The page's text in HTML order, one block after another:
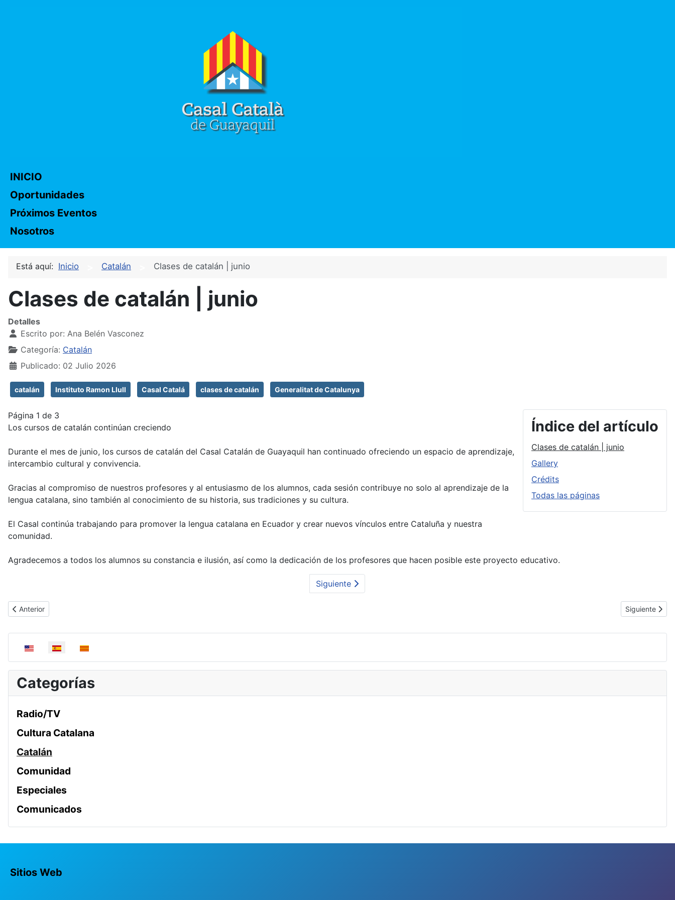
INICIO
Oportunidades
Próximos Eventos
Nosotros
Está aquí: Inicio Catalán Clases de catalán | junio
Clases de catalán | junio
Detalles
Escrito por: Ana Belén Vasconez
Categoría: Catalán
Publicado: 02 Julio 2026
catalán Instituto Ramon Llull Casal Catalá clases de catalán Generalitat de Catalunya
Índice del artículo
Clases de catalán | junio
Gallery
Crédits
Todas las páginas
Página 1 de 3
Los cursos de catalán continúan creciendo
Durante el mes de junio, los cursos de catalán del Casal Catalán de Guayaquil han continuado ofreciendo un espacio de aprendizaje,
intercambio cultural y convivencia.
Gracias al compromiso de nuestros profesores y al entusiasmo de los alumnos, cada sesión contribuye no solo al aprendizaje de la
lengua catalana, sino también al conocimiento de su historia, sus tradiciones y su cultura.
El Casal continúa trabajando para promover la lengua catalana en Ecuador y crear nuevos vínculos entre Cataluña y nuestra
comunidad.
Agradecemos a todos los alumnos su constancia e ilusión, así como la dedicación de los profesores que hacen posible este proyecto educativo.
Siguiente
Artículo anterior: Participación en el Encuentro Internacional de Profesoras de Català | julio
Anterior Artículo
Siguiente
Seleccione su idioma
Categorías
Radio/TV
Cultura Catalana
Catalán
Comunidad
Especiales
Comunicados
Sitios Web